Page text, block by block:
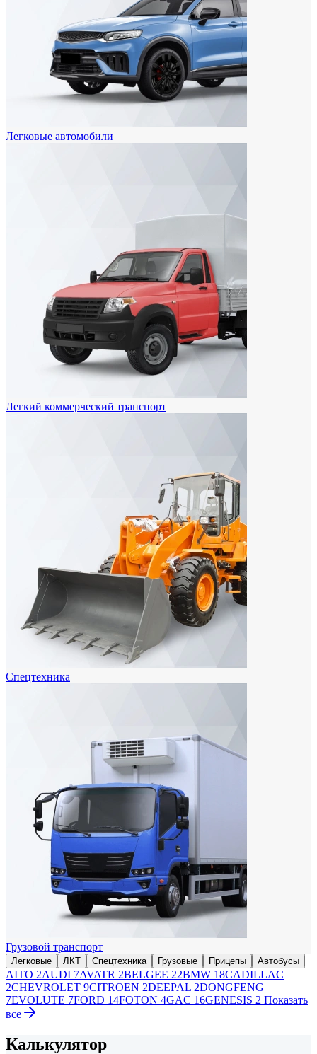
Легковые автомобили
Легкий коммерческий транспорт
Спецтехника
Грузовой транспорт
Легковые ЛКТ Спецтехника Грузовые Прицепы Автобусы
AITO 2AUDI 7AVATR 2BELGEE 22BMW 18CADILLAC
2CHEVROLET 9CITROEN 2DEEPAL 2DONGFENG
7EVOLUTE 7FORD 14FOTON 4GAC 16GENESIS 2 Показать
все
Калькулятор